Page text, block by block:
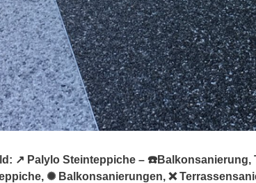
↗️ Palylo Steinteppiche –
✺ Balkonsanierungen, ❌